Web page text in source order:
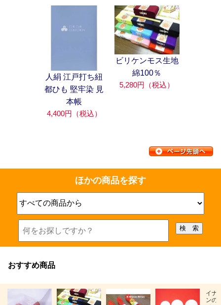
人絹 江戸打ち紐
都ひも 堅牢染 見
本帳
4,400円（税込）
ビリケンモス生地
綿100％
5,280円（税込）
ほかの商品を探す
おすすめ商品
イナ
ンの